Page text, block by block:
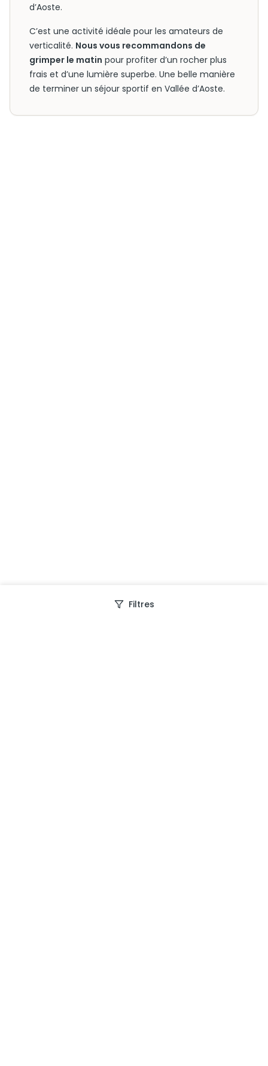
Filtres
d’Aoste.
C’est une activité idéale pour les amateurs de
verticalité. Nous vous recommandons de
grimper le matin pour profiter d’un rocher plus
frais et d’une lumière superbe. Une belle manière
de terminer un séjour sportif en Vallée d’Aoste.